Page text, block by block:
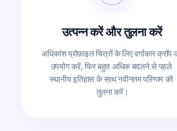
उत्पन्न करें और तुलना करें
अधिकांश प्रोफ़ाइल चित्रों के लिए वर्गाकार क्रॉप
उपयोग करें, फिर बहुत अधिक बदलने से पहले
स्थानीय इतिहास के साथ नवीनतम परिणाम की
तुलना करें।